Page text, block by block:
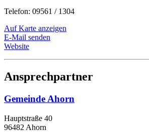
Telefon: 09561 / 1304
Auf Karte anzeigen
E-Mail senden
Website
Ansprechpartner
Gemeinde Ahorn
Hauptstraße 40
96482 Ahorn